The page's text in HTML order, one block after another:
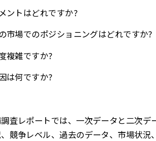
ントはどれですか?
市場でのポジショニングはどれですか?
複雑ですか?
は何ですか?
査レポートでは、一次データと二次
競争レベル、過去のデータ、市場状